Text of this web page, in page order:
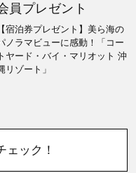
員プレゼント
【宿泊券プレゼント】美ら海の
ノラマビューに感動！「コー
トヤード・バイ・マリオット 沖
リゾート」
ェック！